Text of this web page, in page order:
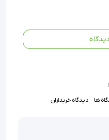
طولانی تامین می‌کند.
برای پرسنل درمانی،
ها دیدگاه خریداران